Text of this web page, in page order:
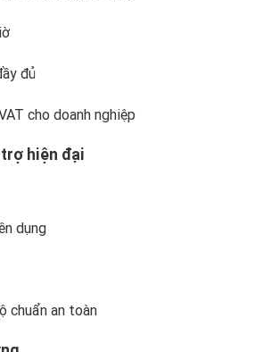
đủ
cho doanh nghiệp
hiện đại
dụng
chuẩn an toàn